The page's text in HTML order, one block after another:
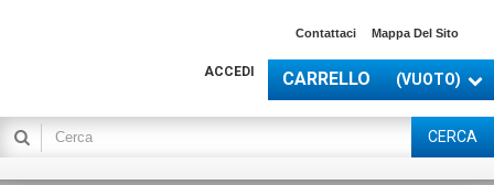
Contattaci Mappa Del Sito
CARRELLO (VUOTO)
ACCEDI
CERCA